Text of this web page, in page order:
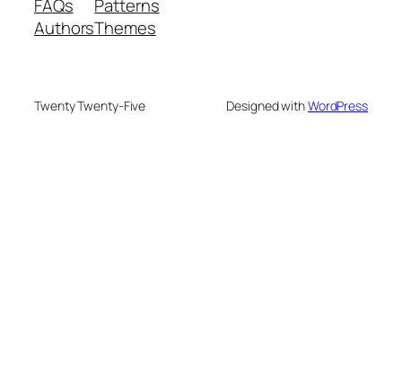
FAQs
Authors
Patterns
Themes
Twenty Twenty-Five Designed withWordPress